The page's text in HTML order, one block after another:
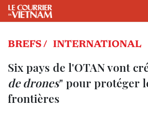
mur de drones" pour protéger leurs
BREFS / INTERNATIONAL
Six pays de l'OTAN vont
de drones" pour protéger
frontières